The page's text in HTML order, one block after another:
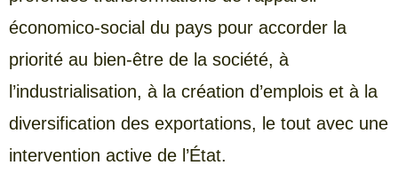
économico-social du pays pour accorder la
priorité au bien-être de la société, à
l’industrialisation, à la création d’emplois et à la
diversification des exportations, le tout avec une
intervention active de l’État.